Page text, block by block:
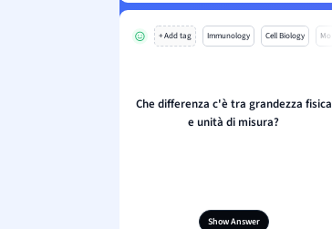
+ Add tag Immunology Cell Biology Mo
Che differenza c'è tra grandezza fisica
e unità di misura?
Show Answer